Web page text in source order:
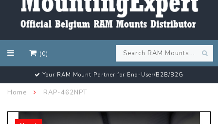
(0)
Your RAM Mount Partner for End-User/B2B/B2G
Home RAP-462NPT